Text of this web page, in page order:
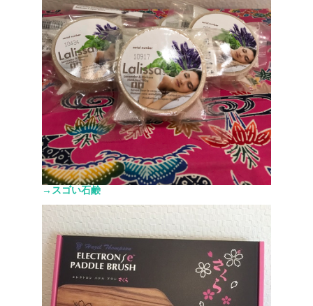
→スゴい石鹸